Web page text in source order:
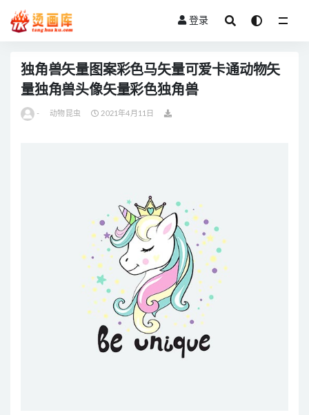
登录
独角兽矢量图案彩色马矢量可爱卡通动物矢
量独角兽头像矢量彩色独角兽
- 动物昆虫 2021年4月11日